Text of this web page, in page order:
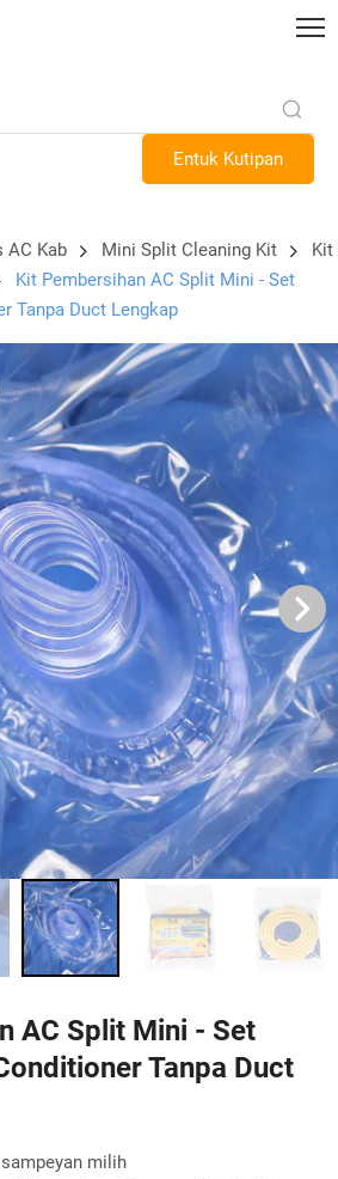
Entuk Kutipan
AC Kab Mini Split Cleaning Kit
Kit
Kit Pembersihan AC Split Mini - Set
Tanpa Duct Lengkap
AC Split Mini - Set
Tanpa Duct
milih